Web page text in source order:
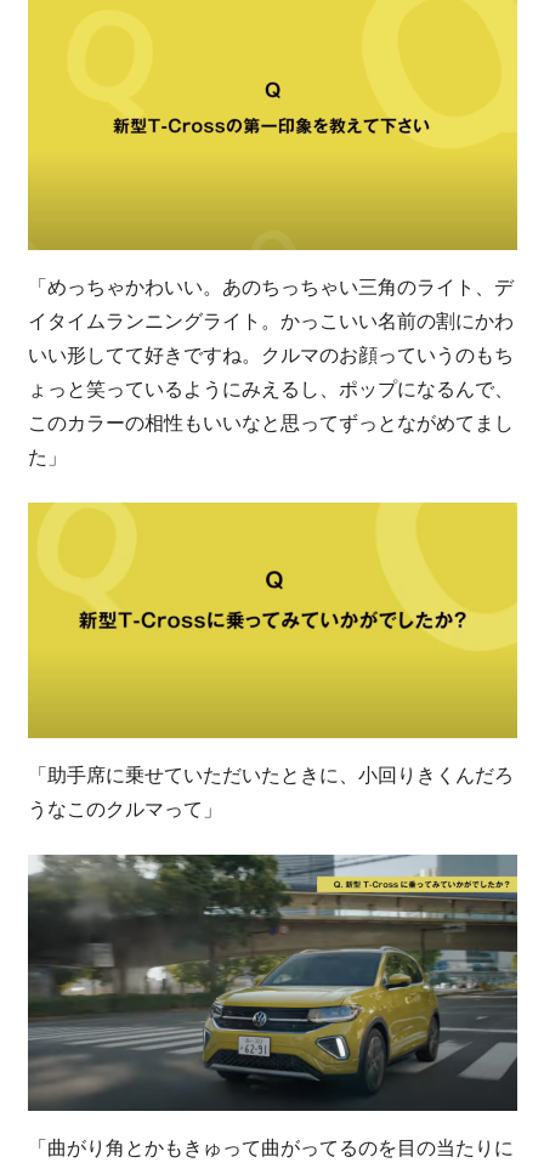
「めっちゃかわいい。あのちっちゃい三角のライト、デ
イタイムランニングライト。かっこいい名前の割にかわ
いい形してて好きですね。クルマのお顔っていうのもち
ょっと笑っているようにみえるし、ポップになるんで、
このカラーの相性もいいなと思ってずっとながめてまし
た」
「助手席に乗せていただいたときに、小回りきくんだろ
うなこのクルマって」
「曲がり角とかもきゅって曲がってるのを目の当たりに